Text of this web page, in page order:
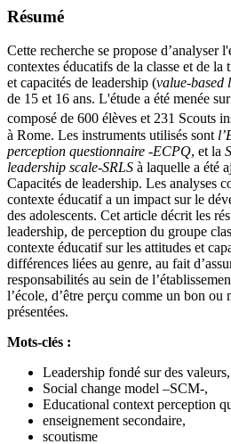
Résumé
Cette recherche se propose d’analyser
contextes éducatifs de la classe et de la
et capacités de leadership (value-based
de 15 et 16 ans. L'étude a été menée
composé de 600 élèves et 231 Scouts
à Rome. Les instruments utilisés sont
perception questionnaire -ECPQ, et la
leadership scale-SRLS à laquelle a été
Capacités de leadership. Les analyses
contexte éducatif a un impact sur le
des adolescents. Cet article décrit les
leadership, de perception du groupe
contexte éducatif sur les attitudes et
différences liées au genre, au fait
responsabilités au sein de
l’école, d’être perçu comme un bon ou
présentées.
Mots-clés :
Leadership fondé sur des valeurs,
Social change model –SCM-,
Educational context perception
enseignement secondaire,
scoutisme